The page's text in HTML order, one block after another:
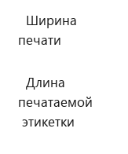
Ширина
печати
Длина
печатаемой
этикетки